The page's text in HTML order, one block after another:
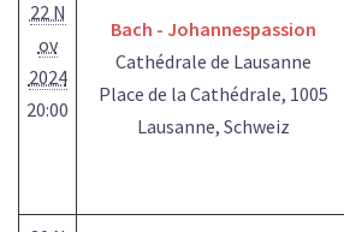
22 N
ov
2024
20:00
Bach - Johannespassion
Cathédrale de Lausanne
Place de la Cathédrale, 1005
Lausanne, Schweiz